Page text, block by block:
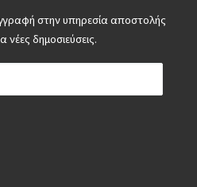
στην υπηρεσία αποστολής
δημοσιεύσεις.